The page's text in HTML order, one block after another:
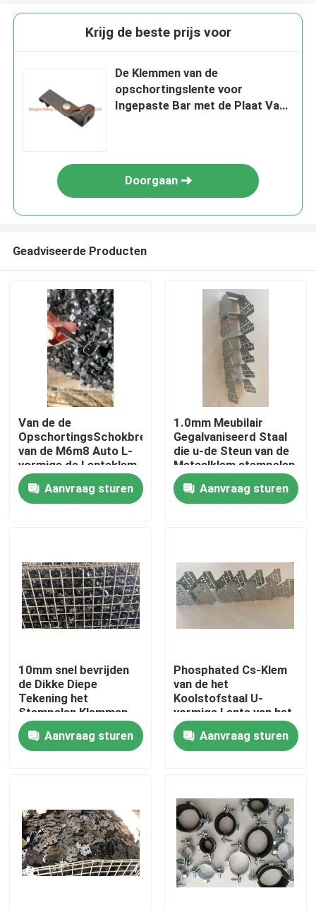
Huis
Ongeveer ons
Kwaliteitscontrole
Contacteer ons
Het Comité van de aluminiumtoegang
Het Comité van de staaltoegang
Krijg de beste prijs voor
De Klemmen van de
opschortingslente voor
Ingepaste Bar met de Plaat Van
Doorgaan
Geadviseerde Producten
Van de de
OpschortingsSchokbreker
van de M6m8 Auto L-
vormige de Lenteklem
Aanvraag sturen
1.0mm Meubilair
Gegalvaniseerd Staal
die u-de Steun van de
Metaalklem stempelen
Aanvraag sturen
10mm snel bevrijden
de Dikke Diepe
Tekening het
Stempelen Klemmen
van de Metaallente
Aanvraag sturen
Phosphated Cs-Klem
van de het
Koolstofstaal U-
vormige Lente van het
Metaalponsen
Aanvraag sturen